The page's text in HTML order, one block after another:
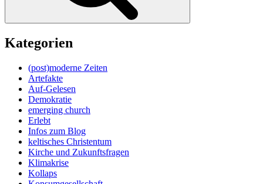
Kategorien
(post)moderne Zeiten
Artefakte
Auf-Gelesen
Demokratie
emerging church
Erlebt
Infos zum Blog
keltisches Christentum
Kirche und Zukunftsfragen
Klimakrise
Kollaps